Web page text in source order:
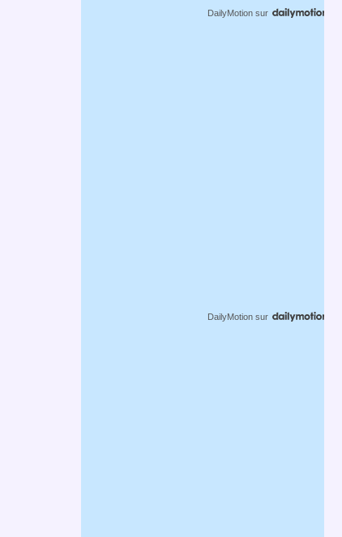
DailyMotion sur
DailyMotion sur